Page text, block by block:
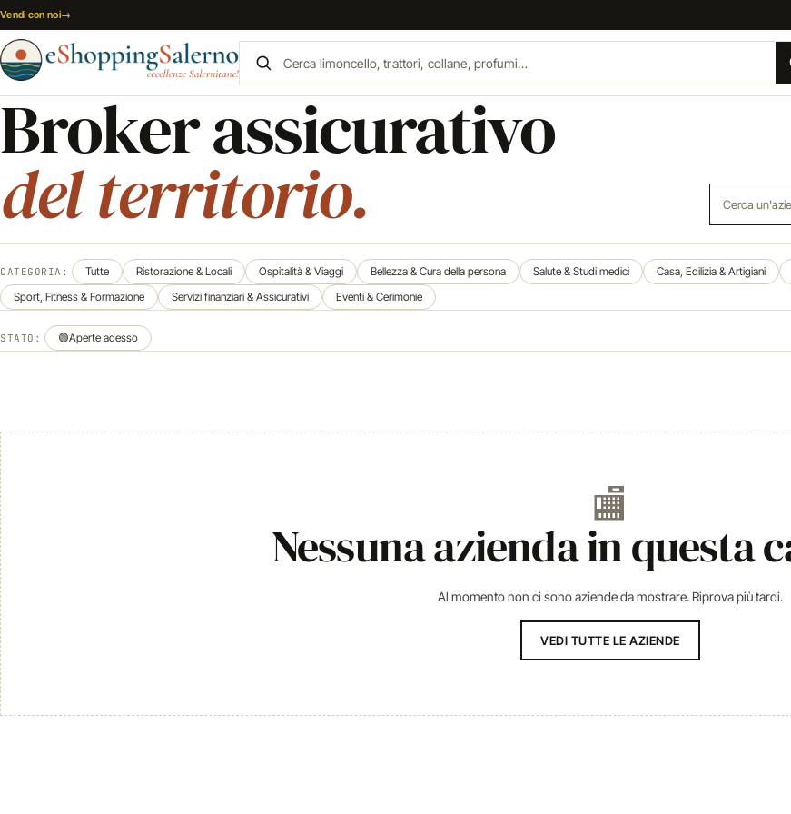
Vai al contenuto
Vendi con noi→
Broker assicurativo
del territorio.
CATEGORIA: Tutte Ristorazione & Locali Ospitalità & Viaggi Bellezza & Cura della persona Salute & Studi medici Casa, Edilizia & Artigiani
Sport, Fitness & Formazione
Servizi finanziari & Assicurativi Eventi & Cerimonie
STATO: 🟢Aperte adesso
🏬
Nessuna azienda in questa
Al momento non ci sono aziende da mostrare. Riprova più tardi.
VEDI TUTTE LE AZIENDE